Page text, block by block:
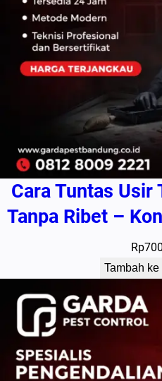
Cara Tuntas Usir
Tanpa Ribet –
Rp
Tambah